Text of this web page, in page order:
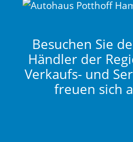
Besuchen Sie
Händler der
Verkaufs- und
freuen sich